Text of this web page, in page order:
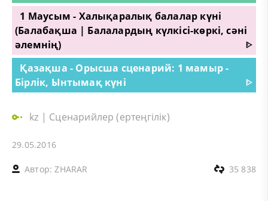
1 Маусым - Халықаралық балалар күні
(Балабақша | Балалардың күлкісі-көркі, сәні
әлемнің)
ᐈ
Қазақша - Орысша сценарий: 1 мамыр -
Бірлік, Ынтымақ күні
ᐈ
kz | Сценарийлер (ертеңгілік)
29.05.2016
Автор:ZHARAR 35 838